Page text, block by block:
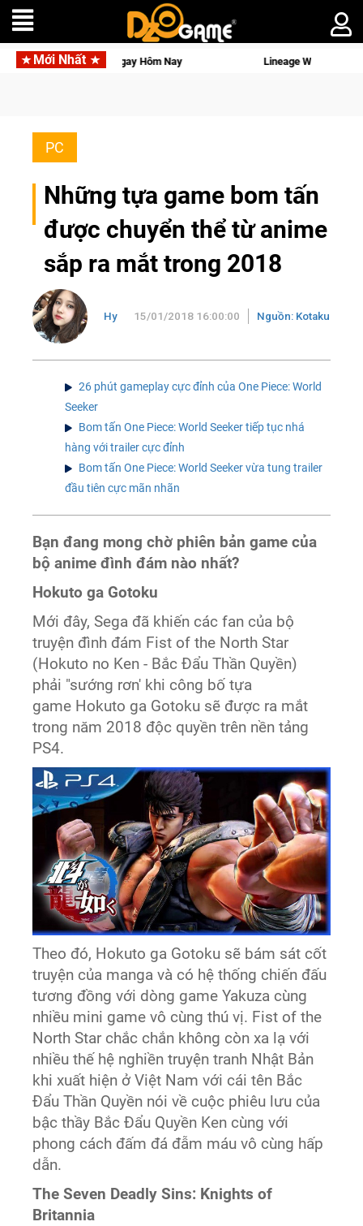
Mới Nhất
Hôm Nay Lineage W – Quyền lực và tài phú sẽ về tay
PC
Những tựa game bom tấn
được chuyển thể từ anime
sắp ra mắt trong 2018
Hy 15/01/2018 16:00:00 Nguồn: Kotaku
26 phút gameplay cực đỉnh của One Piece: World
Seeker
Bom tấn One Piece: World Seeker tiếp tục nhá
hàng với trailer cực đỉnh
Bom tấn One Piece: World Seeker vừa tung trailer
đầu tiên cực mãn nhãn
Bạn đang mong chờ phiên bản game của
bộ anime đình đám nào nhất?
Hokuto ga Gotoku
Mới đây, Sega đã khiến các fan của bộ
truyện đình đám Fist of the North Star
(Hokuto no Ken - Bắc Đẩu Thần Quyền)
phải "sướng rơn' khi công bố tựa
game Hokuto ga Gotoku sẽ được ra mắt
trong năm 2018 độc quyền trên nền tảng
PS4.
Theo đó, Hokuto ga Gotoku sẽ bám sát cốt
truyện của manga và có hệ thống chiến đấu
tương đồng với dòng game Yakuza cùng
nhiều mini game vô cùng thú vị. Fist of the
North Star chắc chắn không còn xa lạ với
nhiều thế hệ nghiền truyện tranh Nhật Bản
khi xuất hiện ở Việt Nam với cái tên Bắc
Đẩu Thần Quyền nói về cuộc phiêu lưu của
bậc thầy Bắc Đẩu Quyền Ken cùng với
phong cách đấm đá đẫm máu vô cùng hấp
dẫn.
The Seven Deadly Sins: Knights of
Britannia